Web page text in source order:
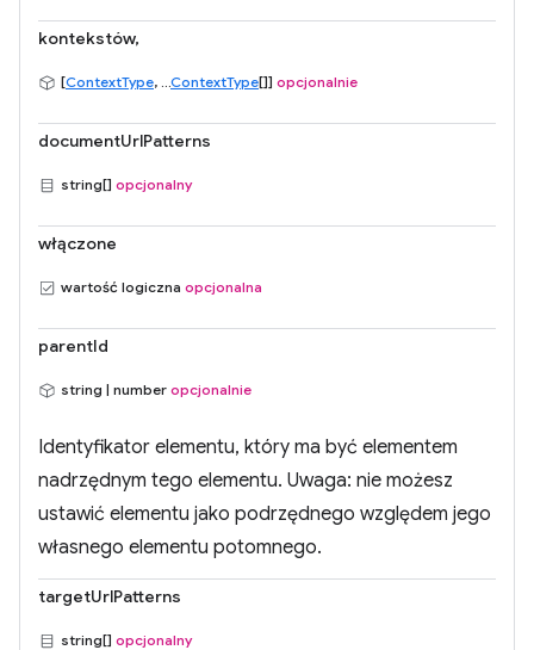
kontekstów,
[ContextType, ...ContextType[]] opcjonalnie
documentUrlPatterns
string[] opcjonalny
włączone
wartość logiczna opcjonalna
parentId
string | number opcjonalnie
Identyfikator elementu, który ma być elementem
nadrzędnym tego elementu. Uwaga: nie możesz
ustawić elementu jako podrzędnego względem jego
własnego elementu potomnego.
targetUrlPatterns
string[] opcjonalny